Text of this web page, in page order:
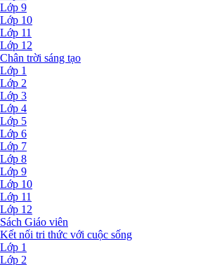
Lớp 9
Lớp 10
Lớp 11
Lớp 12
Chân trời sáng tạo
Lớp 1
Lớp 2
Lớp 3
Lớp 4
Lớp 5
Lớp 6
Lớp 7
Lớp 8
Lớp 9
Lớp 10
Lớp 11
Lớp 12
Sách Giáo viên
Kết nối tri thức với cuộc sống
Lớp 1
Lớp 2